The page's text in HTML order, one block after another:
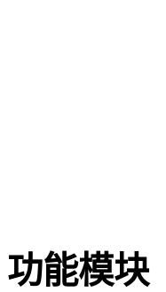
功能模块